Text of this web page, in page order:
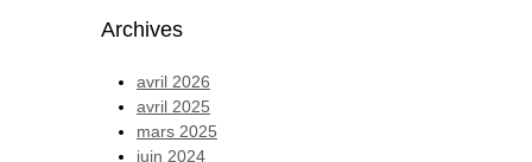
Archives
avril 2026
avril 2025
mars 2025
juin 2024